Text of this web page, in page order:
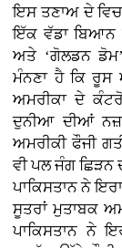
ਇਸ ਤਣਾਅ ਦੇ
ਇੱਕ ਵੱਡਾ ਬਿਆਨ
ਅਤੇ ‘ਗੋਲਡਨ
ਮੰਨਣਾ ਹੈ ਕਿ
ਅਮਰੀਕਾ ਦੇ
ਦੁਨੀਆ ਦੀਆਂ
ਅਮਰੀਕੀ ਫੌਜੀ
ਵੀ ਪਲ ਜੰਗ ਛਿੜਨ
ਪਾਕਿਸਤਾਨ ਨੇ
ਸੂਤਰਾਂ ਮੁਤਾਬਕ
ਪਾਕਿਸਤਾਨ ਨੇ